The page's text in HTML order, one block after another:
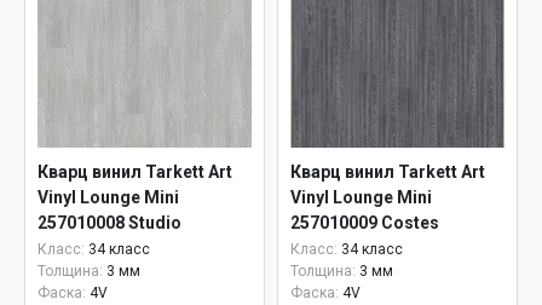
Кварц винил Tarkett Art
Vinyl Lounge Mini
257010008 Studio
Класс: 34 класс
Толщина: 3 мм
Фаска: 4V
Кварц винил Tarkett Art
Vinyl Lounge Mini
257010009 Costes
Класс: 34 класс
Толщина: 3 мм
Фаска: 4V